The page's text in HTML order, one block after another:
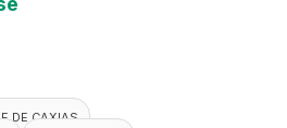
DE CAXIAS